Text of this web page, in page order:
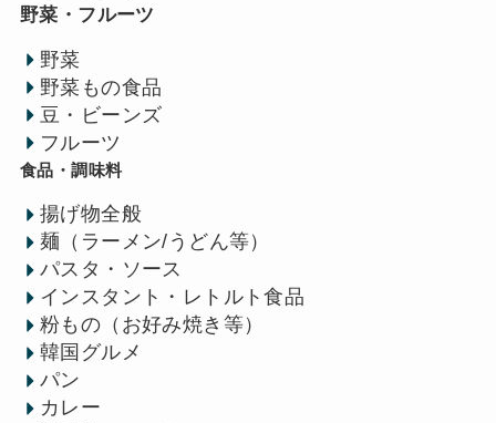
野菜・フルーツ
野菜
野菜もの食品
豆・ビーンズ
フルーツ
食品・調味料
揚げ物全般
麺（ラーメン/うどん等）
パスタ・ソース
インスタント・レトルト食品
粉もの（お好み焼き等）
韓国グルメ
パン
カレー